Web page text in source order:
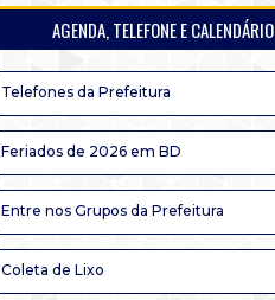
AGENDA, TELEFONE E CALENDÁRIO
Telefones da Prefeitura
Feriados de 2026 em BD
Entre nos Grupos da Prefeitura
Coleta de Lixo